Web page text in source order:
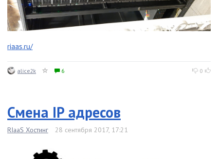
riaas.ru/
alice2k 6 0
Смена IP адресов
RIaaS Хостинг 28 сентября 2017, 17:21